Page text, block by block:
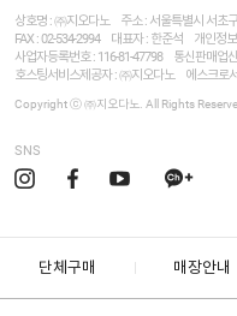
상호명 : ㈜지오다노
주소 : 서울특별시 서초
FAX : 02-534-2994
대표자 : 한준석 개인정
사업자등록번호 : 116-81-47798
통신판매업
호스팅서비스제공자 : ㈜지오다노
에스크로
Copyright ⓒ ㈜지오다노. All Rights
SNS
단체구매 매장안내